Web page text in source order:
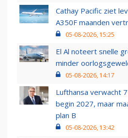
Cathay Pacific ziet
A350F maanden
05-08-2026, 15:25
El Al noteert snelle
minder
05-08-2026, 14:17
Lufthansa verwacht
begin 2027, maar
plan B
05-08-2026, 13:42